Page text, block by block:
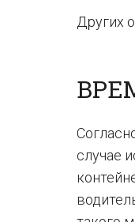
Других
случае